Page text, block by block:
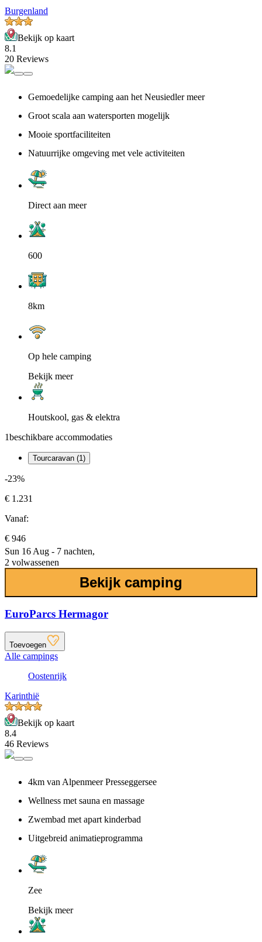
Burgenland
Bekijk op kaart
8.1
20 Reviews
Gemoedelijke camping aan het Neusiedler meer
Groot scala aan watersporten mogelijk
Mooie sportfaciliteiten
Natuurrijke omgeving met vele activiteiten
Direct aan meer
600
8km
Op hele camping
Bekijk meer
Houtskool, gas & elektra
1beschikbare accommodaties
Tourcaravan (1)
-23%
€ 1.231
Vanaf:
€ 946
Sun 16 Aug - 7 nachten,
2 volwassenen
Bekijk camping
EuroParcs Hermagor
Toevoegen
Alle campings
Oostenrijk
Karinthië
Bekijk op kaart
8.4
46 Reviews
4km van Alpenmeer Presseggersee
Wellness met sauna en massage
Zwembad met apart kinderbad
Uitgebreid animatieprogramma
Zee
Bekijk meer